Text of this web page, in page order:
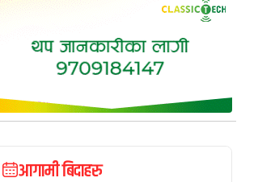
आगामी बिदाहरु